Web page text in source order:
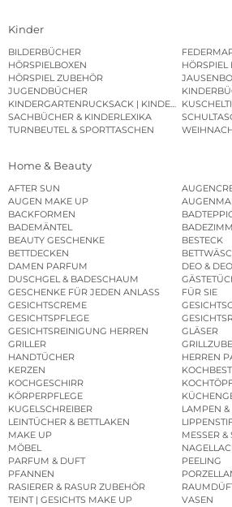
Kinder
BILDERBÜCHER
HÖRSPIELBOXEN
HÖRSPIEL
HÖRSPIEL ZUBEHÖR
JUGENDBÜCHER
KINDERGARTENRUCKSACK |
SACHBÜCHER & KINDERLEXIKA
TURNBEUTEL & SPORTTASCHEN
Home & Beauty
AFTER SUN
AUGEN MAKE UP
BACKFORMEN
BADEMÄNTEL
BEAUTY GESCHENKE
BESTECK
BETTDECKEN
DAMEN PARFUM
DEO &
DUSCHGEL & BADESCHAUM
GESCHENKE FÜR JEDEN ANLASS
FÜR SIE
GESICHTSCREME
GESICHTSPFLEGE
GESICHTSREINIGUNG HERREN
GLÄSER
GRILLER
HANDTÜCHER
HERREN
KERZEN
KOCHGESCHIRR
KÖRPERPFLEGE
KUGELSCHREIBER
LAMPEN &
LEINTÜCHER & BETTLAKEN
MAKE UP
MESSER
MÖBEL
PARFUM & DUFT
PEELING
PFANNEN
RASIERER & RASUR ZUBEHÖR
TEINT | GESICHTS MAKE UP
VASEN